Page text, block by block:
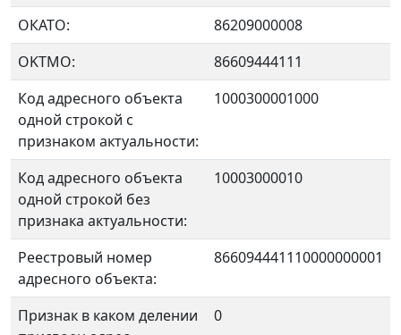
ОКАТО:
86209000008
OKTMO:
86609444111
Код адресного объекта
одной строкой с
признаком актуальности:
1000300001000
Код адресного объекта
одной строкой без
признака актуальности:
10003000010
Реестровый номер
адресного объекта:
866094441110000000001
Признак в каком делении
0